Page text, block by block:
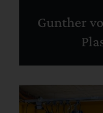
Gunther